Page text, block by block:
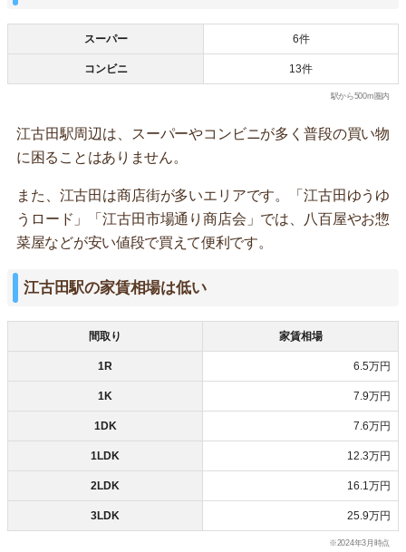
スーパー 6件
コンビニ 13件
駅から500m圏内
江古田駅周辺は、スーパーやコンビニが多く普段の買い物
に困ることはありません。
また、江古田は商店街が多いエリアです。「江古田ゆうゆ
うロード」「江古田市場通り商店会」では、八百屋やお惣
菜屋などが安い値段で買えて便利です。
江古田駅の家賃相場は低い
間取り 家賃相場
1R 6.5万円
1K 7.9万円
1DK 7.6万円
1LDK 12.3万円
2LDK 16.1万円
3LDK 25.9万円
※2024年3月時点